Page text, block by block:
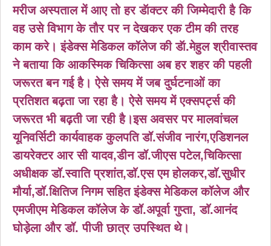
मरीज अस्पताल में आए तो हर डॅाक्टर की जिम्मेदारी है कि
वह उसे विभाग के तौर पर न देखकर एक टीम की तरह
काम करे। इंडेक्स मेडिकल कॉलेज की डॅा.मेहुल श्रीवास्तव
ने बताया कि आकस्मिक चिकित्सा अब हर शहर की पहली
जरूरत बन गई है। ऐसे समय में जब दुर्घटनाओं का
प्रतिशत बढ़ता जा रहा है। ऐसे समय में एक्सपर्ट्स की
जरूरत भी बढ़ती जा रही है।इस अवसर पर मालवांचल
यूनिवर्सिटी कार्यवाहक कुलपति डॉ.संजीव नारंग,एडिशनल
डायरेक्टर आर सी यादव,डीन डॉ.जीएस पटेल,चिकित्सा
अधीक्षक डॉ.स्वाति प्रशांत,डाॅ.एस एम होलकर,डाॅ.सुधीर
मौर्या,डॉ.क्षितिज निगम सहित इंडेक्स मेडिकल कॉलेज और
एमजीएम मेडिकल कॉलेज के डॉ.अपूर्वा गुप्ता, डाॅ.आनंद
घोड़ेला और डॉ. पीजी छात्र उपस्थित थे।